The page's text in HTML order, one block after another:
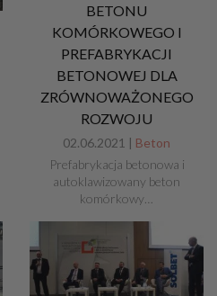
BETONU
KOMÓRKOWEGO I
PREFABRYKACJI
BETONOWEJ DLA
ZRÓWNOWAŻONEGO
ROZWOJU
02.06.2021 | Beton
Prefabrykacja betonowa i
autoklawizowany beton
komórkowy…